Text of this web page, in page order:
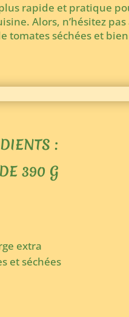
rapide et pratique
Alors, n’hésitez
séchées et
:
390 G
extra
et séchées